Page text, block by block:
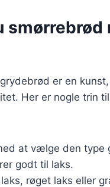
smørrebrød
er en
Her er nogle trin
at vælge den type
godt til laks.
røget laks eller